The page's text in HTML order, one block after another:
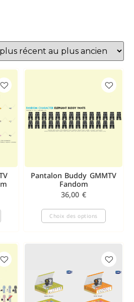
Pantalon Buddy GMMTV
Fandom
36,00 €
Choix des options